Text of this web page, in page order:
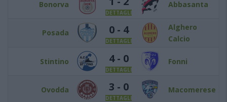
Bonorva
DETTAGLI
Abbasanta
Posada 0 - 4
DETTAGLI
Alghero
Calcio
Stintino 4 - 0
DETTAGLI
Fonni
Ovodda 3 - 0
DETTAGLI
Macomerese